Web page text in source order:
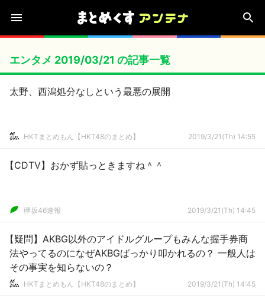
エンタメ 2019/03/21 の記事一覧
太野、西潟処分なしという最悪の展開
HKTまとめもん【HKT48のまとめ】 2019/3/21(Th) 14:55
【CDTV】おかず貼っときますね＾＾
欅坂46速報 2019/3/21(Th) 14:45
【疑問】AKBG以外のアイドルグループもみんな握手券商
法やってるのになぜAKBGばっかり叩かれるの？ 一般人は
その事実を知らないの？
HKTまとめもん【HKT48のまとめ】 2019/3/21(Th) 14:45